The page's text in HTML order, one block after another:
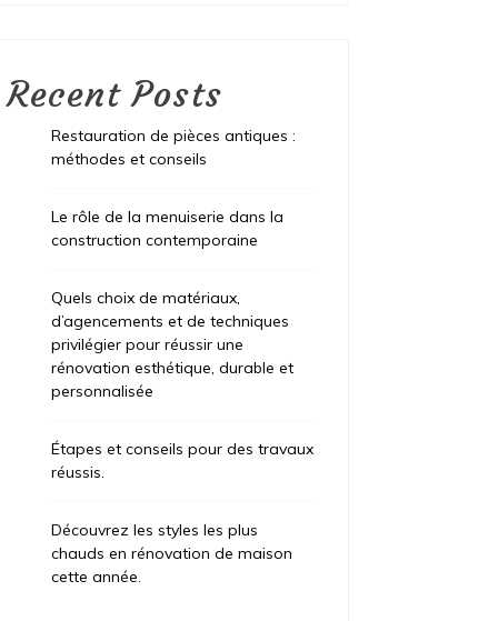
et conseils pour des
s’agisse de rafraîchir une pièce, ces
mettent leur expertise à votre
Recent Posts
Restauration de pièces antiques :
méthodes et conseils
Le rôle de la menuiserie dans la
construction contemporaine
Quels choix de matériaux,
d’agencements et de techniques
privilégier pour réussir une
rénovation esthétique, durable et
personnalisée
Étapes et conseils pour des travaux
réussis.
Découvrez les styles les plus
chauds en rénovation de maison
cette année.